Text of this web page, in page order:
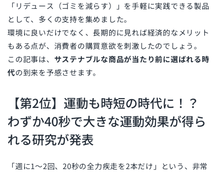
「リデュース（ゴミを減らす）」を手軽に実践できる製品
として、多くの支持を集めました。
環境に良いだけでなく、長期的に見れば経済的なメリット
もある点が、消費者の購買意欲を刺激したのでしょう。
この記事は、 サステナブルな商品が当たり前に選ばれる時
代の到来を予感させます。
【第2位】運動も時短の時代に！？
わずか40秒で大きな運動効果が得ら
れる研究が発表
「週に1〜2回、20秒の全力疾走を2本だけ」という、非常